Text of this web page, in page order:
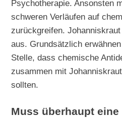
Psychotherapie. Ansonsten
schweren Verläufen auf
zurückgreifen.
aus. Grundsätzlich
Stelle, dass chemische
zusammen mit
sollten.
Muss überhaupt